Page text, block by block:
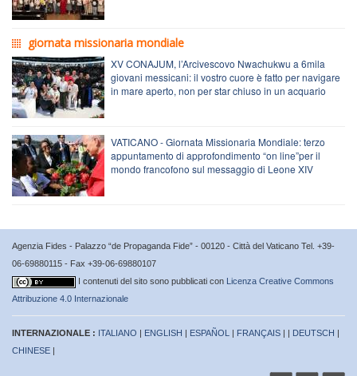
giornata missionaria mondiale
XV CONAJUM, l’Arcivescovo Nwachukwu a 6mila
giovani messicani: il vostro cuore è fatto per navigare
in mare aperto, non per star chiuso in un acquario
VATICANO - Giornata Missionaria Mondiale: terzo
appuntamento di approfondimento “on line”per il
mondo francofono sul messaggio di Leone XIV
Agenzia Fides - Palazzo “de Propaganda Fide” - 00120 - Città del Vaticano Tel. +39-
06-69880115 - Fax +39-06-69880107
I contenuti del sito sono pubblicati con Licenza Creative Commons
Attribuzione 4.0 Internazionale
INTERNAZIONALE : ITALIANO | ENGLISH | ESPAÑOL | FRANÇAIS | | DEUTSCH |
CHINESE |